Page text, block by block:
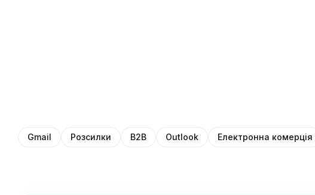
Gmail Розсилки B2B Outlook Електронна комерція